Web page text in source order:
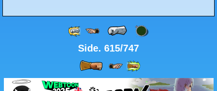
Side. 615/747